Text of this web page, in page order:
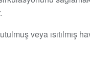
veya ısıtılmış